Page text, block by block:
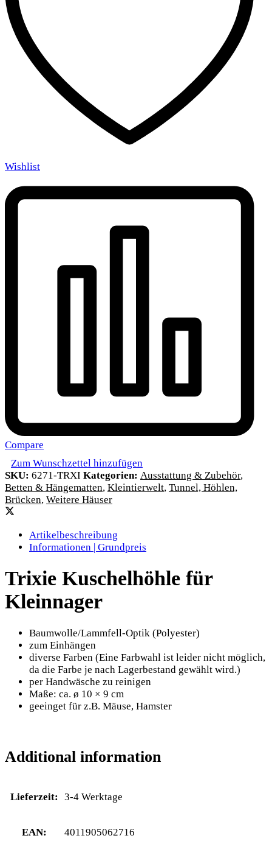
Wishlist
Compare
Zum Wunschzettel hinzufügen
SKU: 6271-TRXI Kategorien: Ausstattung & Zubehör,
Betten & Hängematten, Kleintierwelt, Tunnel, Höhlen,
Brücken, Weitere Häuser
Artikelbeschreibung
Informationen | Grundpreis
Trixie Kuschelhöhle für
Kleinnager
Baumwolle/Lammfell-Optik (Polyester)
zum Einhängen
diverse Farben (Eine Farbwahl ist leider nicht möglich,
da die Farbe je nach Lagerbestand gewählt wird.)
per Handwäsche zu reinigen
Maße: ca. ø 10 × 9 cm
geeinget für z.B. Mäuse, Hamster
Additional information
Lieferzeit: 3-4 Werktage
EAN: 4011905062716